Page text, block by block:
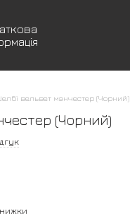
вельвет манчестер (Чорний)
(Чорний)